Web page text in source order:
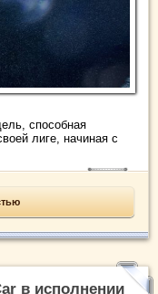
способная
лиге, начиная с
в исполнении